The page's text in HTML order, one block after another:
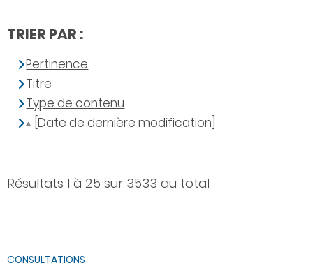
Résultats 1 à 25 sur 3533 au total
CONSULTATIONS
TRIER PAR :
Pertinence
Titre
Type de contenu
[Date de dernière modification]